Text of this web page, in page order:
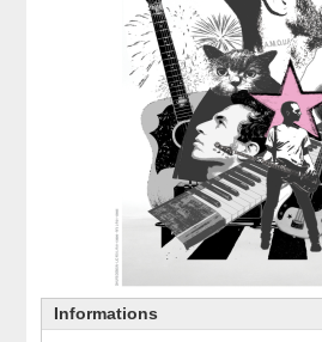
Informations